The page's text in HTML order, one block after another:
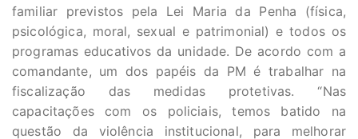
familiar previstos pela Lei Maria da Penha (física,
psicológica, moral, sexual e patrimonial) e todos os
programas educativos da unidade. De acordo com a
comandante, um dos papéis da PM é trabalhar na
fiscalização das medidas protetivas. “Nas
capacitações com os policiais, temos batido na
questão da violência institucional, para melhorar